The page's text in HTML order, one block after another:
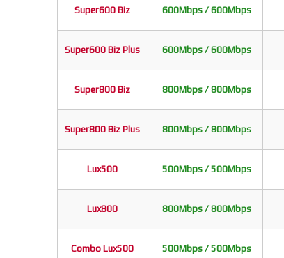
Super600 Biz 600Mbps / 600Mbps
Super600 Biz Plus 600Mbps / 600Mbps
Super800 Biz 800Mbps / 800Mbps
Super800 Biz Plus 800Mbps / 800Mbps
Lux500 500Mbps / 500Mbps
Lux800 800Mbps / 800Mbps
Combo Lux500 500Mbps / 500Mbps